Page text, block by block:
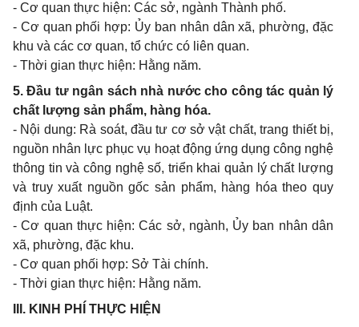
- Cơ quan thực hiện: Các sở, ngành Thành phố.
- Cơ quan phối hợp: Ủy ban nhân dân xã, phường, đặc
khu và các cơ quan, tổ chức có liên quan.
- Thời gian thực hiện: Hằng năm.
5. Đầu tư ngân sách nhà nước cho công tác quản lý
chất lượng sản phẩm, hàng hóa.
- Nội dung: Rà soát, đầu tư cơ sở vật chất, trang thiết bị,
nguồn nhân lực phục vụ hoạt động ứng dụng công nghệ
thông tin và công nghệ số, triển khai quản lý chất lượng
và truy xuất nguồn gốc sản phẩm, hàng hóa theo quy
định của Luật.
- Cơ quan thực hiện: Các sở, ngành, Ủy ban nhân dân
xã, phường, đặc khu.
- Cơ quan phối hợp: Sở Tài chính.
- Thời gian thực hiện: Hằng năm.
III. KINH PHÍ THỰC HIỆN